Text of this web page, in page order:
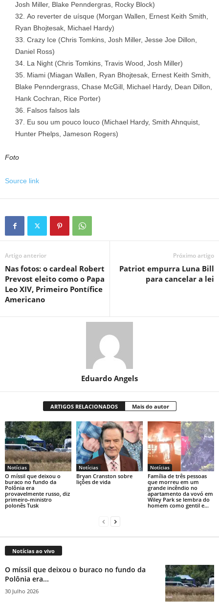
Josh Miller, Blake Penndergras, Rocky Block)
Ao reverter de uísque (Morgan Wallen, Ernest Keith Smith,
Ryan Bhojtesak, Michael Hardy)
Crazy Ice (Chris Tomkins, Josh Miller, Jesse Joe Dillon,
Daniel Ross)
La Night (Chris Tomkins, Travis Wood, Josh Miller)
Miami (Miagan Wallen, Ryan Bhojtesak, Ernest Keith Smith,
Blake Penndergrass, Chase McGill, Michael Hardy, Dean Dillon,
Hank Cochran, Rice Porter)
Falsos falsos lals
Eu sou um pouco louco (Michael Hardy, Smith Ahnquist,
Hunter Phelps, Jameson Rogers)
Foto
Source link
Artigo anterior
Nas fotos: o cardeal Robert
Prevost eleito como o Papa
Leo XIV, Primeiro Pontífice
Americano
Próximo artigo
Patriot empurra Luna Bill
para cancelar a lei
Eduardo Angels
ARTIGOS RELACIONADOS Mais do autor
Notícias
O míssil que deixou o
buraco no fundo da
Polônia era
provavelmente russo, diz
primeiro-ministro
polonês Tusk
Notícias
Bryan Cranston sobre
lições de vida
Notícias
Família de três pessoas
que morreu em um
grande incêndio no
apartamento da vovó em
Wiley Park se lembra do
homem como gentil e...
Notícias ao vivo
O míssil que deixou o buraco no fundo da
Polônia era...
30 Julho 2026